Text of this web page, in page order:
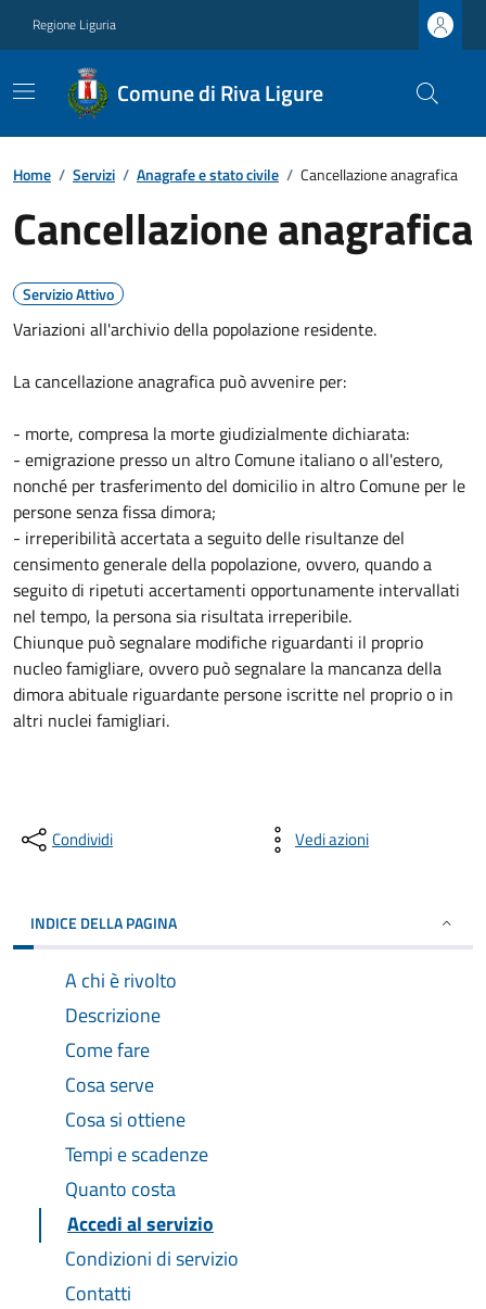
Regione Liguria
Comune di Riva Ligure
Home / Servizi / Anagrafe e stato civile / Cancellazione anagrafica
Cancellazione anagrafica
Servizio Attivo
Variazioni all'archivio della popolazione residente.
La cancellazione anagrafica può avvenire per:
- morte, compresa la morte giudizialmente dichiarata:
- emigrazione presso un altro Comune italiano o all'estero,
nonché per trasferimento del domicilio in altro Comune per le
persone senza fissa dimora;
- irreperibilità accertata a seguito delle risultanze del
censimento generale della popolazione, ovvero, quando a
seguito di ripetuti accertamenti opportunamente intervallati
nel tempo, la persona sia risultata irreperibile.
Chiunque può segnalare modifiche riguardanti il proprio
nucleo famigliare, ovvero può segnalare la mancanza della
dimora abituale riguardante persone iscritte nel proprio o in
altri nuclei famigliari.
Condividi Vedi azioni
INDICE DELLA PAGINA
A chi è rivolto
Descrizione
Come fare
Cosa serve
Cosa si ottiene
Tempi e scadenze
Quanto costa
Accedi al servizio
Condizioni di servizio
Contatti